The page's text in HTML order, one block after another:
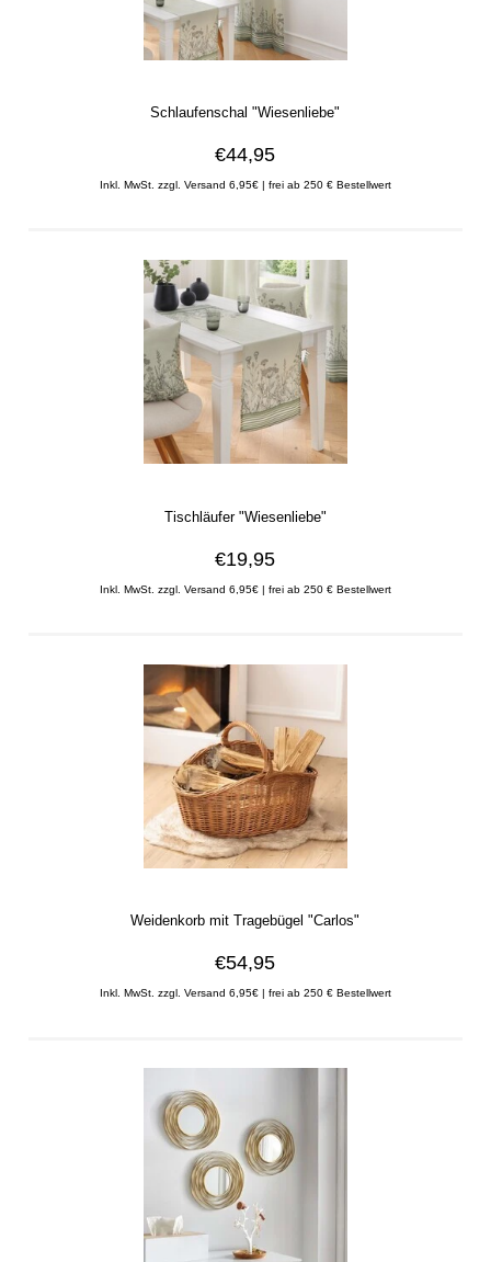
Schlaufenschal "Wiesenliebe"
€44,95
Inkl. MwSt. zzgl. Versand 6,95€ | frei ab 250 € Bestellwert
Tischläufer "Wiesenliebe"
€19,95
Inkl. MwSt. zzgl. Versand 6,95€ | frei ab 250 € Bestellwert
Weidenkorb mit Tragebügel "Carlos"
€54,95
Inkl. MwSt. zzgl. Versand 6,95€ | frei ab 250 € Bestellwert